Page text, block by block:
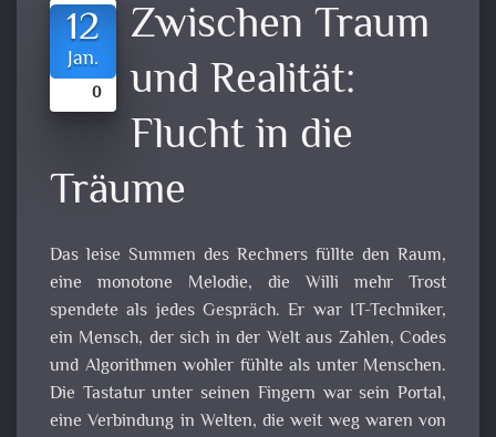
12
Jan.
0
Zwischen Traum
und Realität:
Flucht in die
Träume
Das leise Summen des Rechners füllte den Raum,
eine monotone Melodie, die Willi mehr Trost
spendete als jedes Gespräch. Er war IT-Techniker,
ein Mensch, der sich in der Welt aus Zahlen, Codes
und Algorithmen wohler fühlte als unter Menschen.
Die Tastatur unter seinen Fingern war sein Portal,
eine Verbindung in Welten, die weit weg waren von